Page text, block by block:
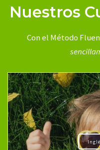
Nuestros
Con el Método